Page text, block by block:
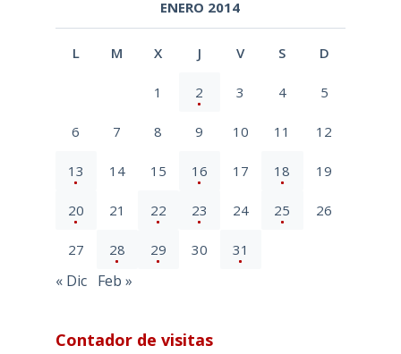
ENERO 2014
L M X J V S D
1 2 3 4 5
6 7 8 9 10 11 12
13 14 15 16 17 18 19
20 21 22 23 24 25 26
27 28 29 30 31
« Dic Feb »
Contador de visitas